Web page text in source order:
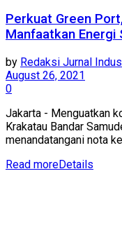
Perkuat Green
Manfaatkan Energi
by Redaksi Jurnal
August 26, 2021
0
Jakarta - Menguatkan
Krakatau Bandar
menandatangani nota
Read moreDetails